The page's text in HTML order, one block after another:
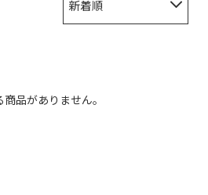
新着順
品がありません。